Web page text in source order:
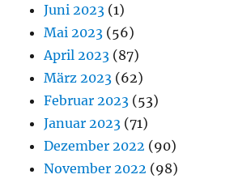
Juni 2023 (1)
Mai 2023 (56)
April 2023 (87)
März 2023 (62)
Februar 2023 (53)
Januar 2023 (71)
Dezember 2022 (90)
November 2022 (98)